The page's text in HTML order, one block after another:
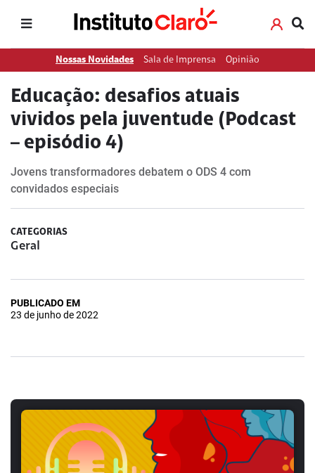
Nossas Novidades Sala de Imprensa Opinião
Educação: desafios atuais
vividos pela juventude (Podcast
– episódio 4)
Jovens transformadores debatem o ODS 4 com
convidados especiais
CATEGORIAS
Geral
PUBLICADO EM
23 de junho de 2022